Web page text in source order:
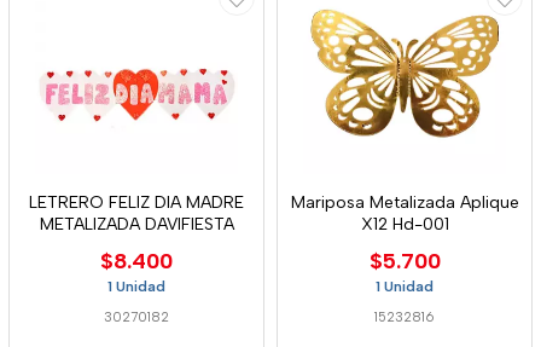
LETRERO FELIZ DIA MADRE
METALIZADA DAVIFIESTA
$8.400
1 Unidad
30270182
Mariposa Metalizada Aplique
X12 Hd-001
$5.700
1 Unidad
15232816